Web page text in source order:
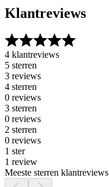
Klantreviews
4 klantreviews
5 sterren
3 reviews
4 sterren
0 reviews
3 sterren
0 reviews
2 sterren
0 reviews
1 ster
1 review
Meeste sterren klantreviews